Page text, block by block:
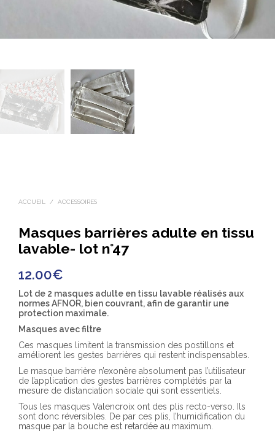
ACCUEIL / ACCESSOIRES
Masques barrières adulte en tissu
lavable- lot n°47
12.00€
Lot de 2 masques adulte en tissu lavable réalisés aux
normes AFNOR, bien couvrant, afin de garantir une
protection maximale.
Masques avec filtre
Ces masques limitent la transmission des postillons et
améliorent les gestes barrières qui restent indispensables.
Le masque barrière n’exonère absolument pas l’utilisateur
de l’application des gestes barrières complétés par la
mesure de distanciation sociale qui sont essentiels.
Tous les masques Valencroix ont des plis recto-verso. Ils
sont donc réversibles. De par ces plis, l’humidification du
masque par la bouche est retardée au maximum.